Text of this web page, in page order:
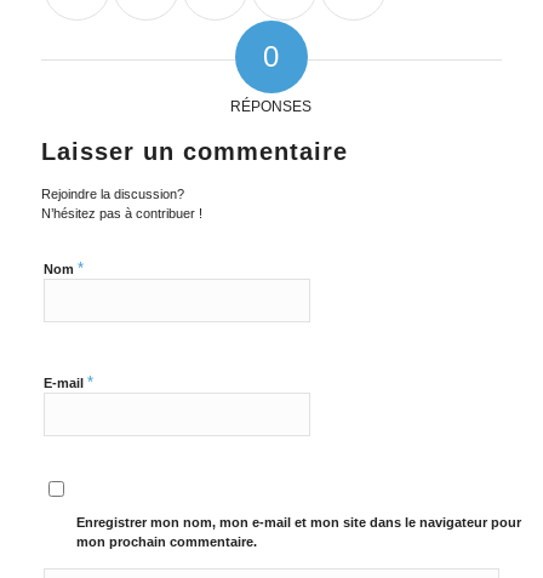
0
RÉPONSES
Laisser un commentaire
Rejoindre la discussion?
N’hésitez pas à contribuer !
Nom *
E-mail *
Enregistrer mon nom, mon e-mail et mon site dans le navigateur pour
mon prochain commentaire.